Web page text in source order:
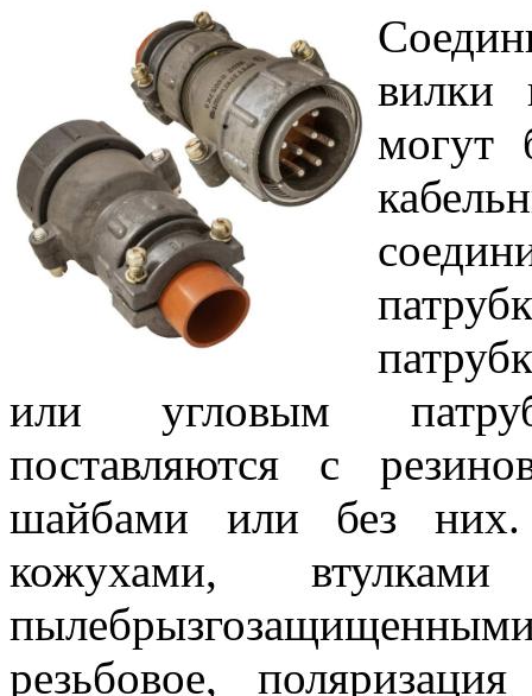
вилки
могут
или угловым
поставляются с
шайбами или без них.
кожухами,
резьбовое,